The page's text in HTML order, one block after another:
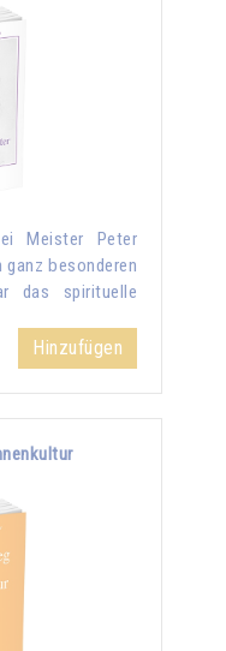
Meister Peter
ganz besonderen
das spirituelle
Hinzufügen